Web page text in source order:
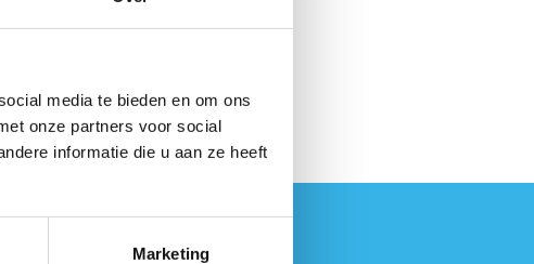
media te bieden en om ons
onze partners voor social
informatie die u aan ze heeft
Marketing
Na inschrijving blijven de